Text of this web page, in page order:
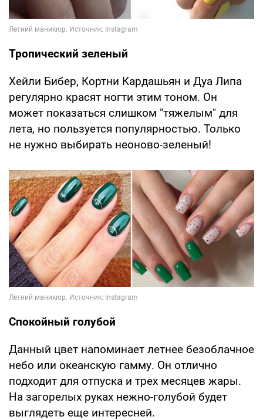
Тропический зеленый
Хейли Бибер, Кортни Кардашьян и Дуа Липа
регулярно красят ногти этим тоном. Он
может показаться слишком "тяжелым" для
лета, но пользуется популярностью. Только
не нужно выбирать неоново-зеленый!
Спокойный голубой
Данный цвет напоминает летнее безоблачное
небо или океанскую гамму. Он отлично
подходит для отпуска и трех месяцев жары.
На загорелых руках нежно-голубой будет
выглядеть еще интересней.